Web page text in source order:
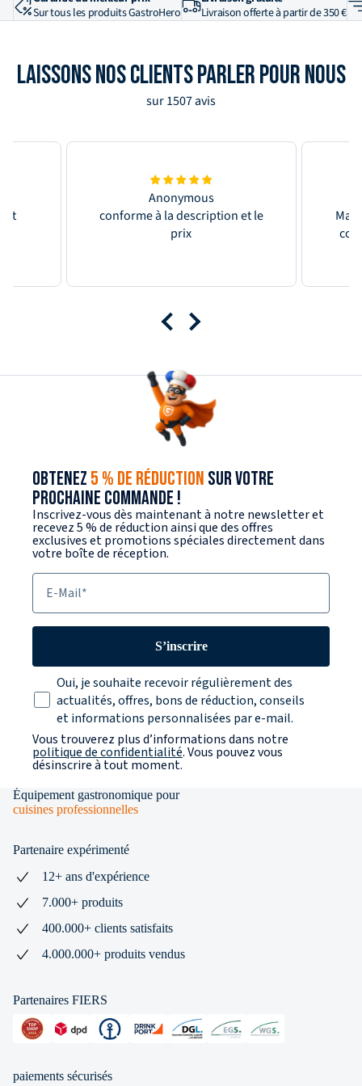
Sur tous les produits GastroHero
Livraison offerte à partir de 350 €
LAISSONS NOS CLIENTS PARLER POUR NOUS
sur 1507 avis
Anonymous
conforme à la description et le
prix
OBTENEZ 5 % DE RÉDUCTION SUR VOTRE
PROCHAINE COMMANDE !
Inscrivez-vous dès maintenant à notre newsletter et
recevez 5 % de réduction ainsi que des offres
exclusives et promotions spéciales directement dans
votre boîte de réception.
E-Mail
S’inscrire
Texte sur la protection des données
Oui, je souhaite recevoir régulièrement des
actualités, offres, bons de réduction, conseils
et informations personnalisées par e-mail.
Vous trouverez plus d’informations dans notre
politique de confidentialité. Vous pouvez vous
désinscrire à tout moment.
Équipement gastronomique pour
cuisines professionnelles
Partenaire expérimenté
12+ ans d'expérience
7.000+ produits
400.000+ clients satisfaits
4.000.000+ produits vendus
Partenaires FIERS
paiements sécurisés